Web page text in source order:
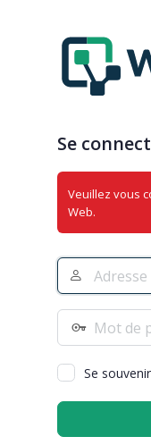
connecter
Se
Veuillez vous
Web.
Adresse
Mot
Se